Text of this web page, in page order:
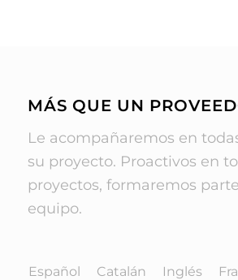
MÁS QUE UN
Le acompañaremos en
su proyecto. Proactivos en
proyectos, formaremos
equipo.
Español Catalán Inglés